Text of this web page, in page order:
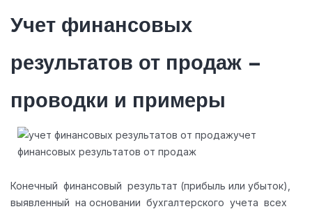
Учет финансовых
результатов от продаж –
проводки и примеры
Конечный финансовый результат (прибыль или убыток),
выявленный на основании бухгалтерского учета всех